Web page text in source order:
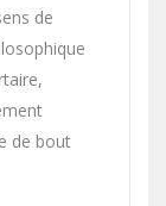
de
de bout